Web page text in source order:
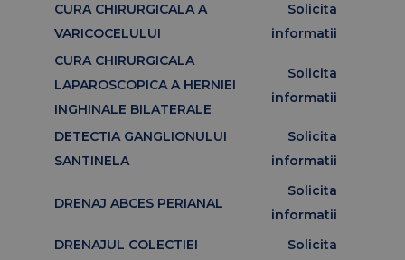
CURA CHIRURGICALA A
VARICOCELULUI
Solicita
informatii
CURA CHIRURGICALA
LAPAROSCOPICA A HERNIEI
INGHINALE BILATERALE
Solicita
informatii
DETECTIA GANGLIONULUI
SANTINELA
Solicita
informatii
DRENAJ ABCES PERIANAL
Solicita
informatii
DRENAJUL COLECTIEI
Solicita